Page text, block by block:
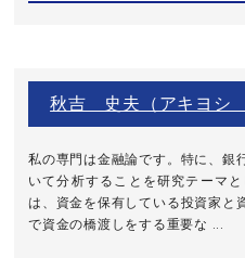
秋吉 史夫（アキヨシ
私の専門は金融論です。特に、銀
いて分析することを研究テーマ
は、資金を保有している投資家と
で資金の橋渡しをする重要な ...